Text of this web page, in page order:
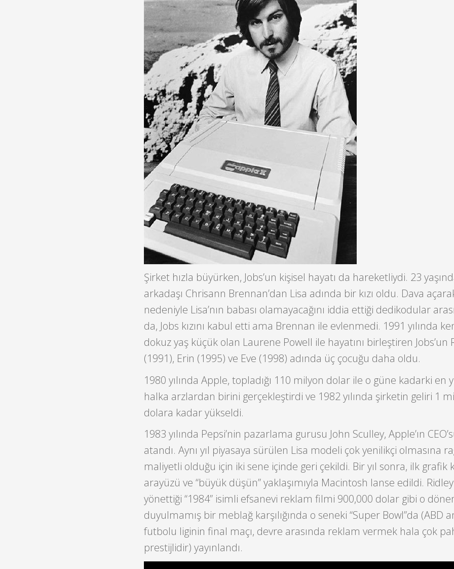
Şirket hızla büyürken, Jobs’un kişisel hayatı da hareketliydi. 23
arkadaşı Chrisann Brennan’dan Lisa adında bir kızı oldu. Dava açarak
nedeniyle Lisa’nın babası olamayacağını iddia ettiği dedikodular
da, Jobs kızını kabul etti ama Brennan ile evlenmedi. 1991 yılında
dokuz yaş küçük olan Laurene Powell ile hayatını birleştiren Jobs’un
(1991), Erin (1995) ve Eve (1998) adında üç çocuğu daha oldu.
1980 yılında Apple, topladığı 110 milyon dolar ile o güne kadarki en
halka arzlardan birini gerçekleştirdi ve 1982 yılında şirketin geliri 1
dolara kadar yükseldi.
1983 yılında Pepsi’nin pazarlama gurusu John Sculley, Apple’ın
atandı. Aynı yıl piyasaya sürülen Lisa modeli çok yenilikçi olmasına
maliyetli olduğu için iki sene içinde geri çekildi. Bir yıl sonra, ilk grafik
arayüzü ve “büyük düşün” yaklaşımıyla Macintosh lanse edildi. Ridley
yönettiği “1984” isimli efsanevi reklam filmi 900,000 dolar gibi o
duyulmamış bir meblağ karşılığında o seneki “Super Bowl”da (ABD
futbolu liginin final maçı, devre arasında reklam vermek hala çok
prestijlidir) yayınlandı.